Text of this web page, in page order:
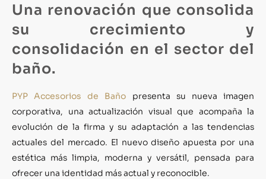
Una renovación que consolida
su crecimiento y
consolidación en el sector del
baño.
PYP Accesorios de Baño presenta su nueva imagen
corporativa, una actualización visual que acompaña la
evolución de la firma y su adaptación a las tendencias
actuales del mercado. El nuevo diseño apuesta por una
estética más limpia, moderna y versátil, pensada para
ofrecer una identidad más actual y reconocible.